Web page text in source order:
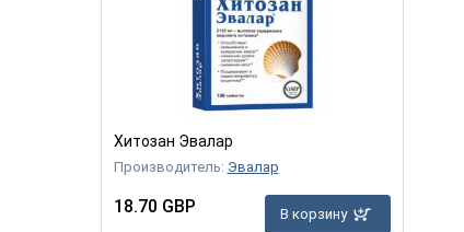
Хитозан Эвалар
Производитель: Эвалар
18.70 GBP В корзину